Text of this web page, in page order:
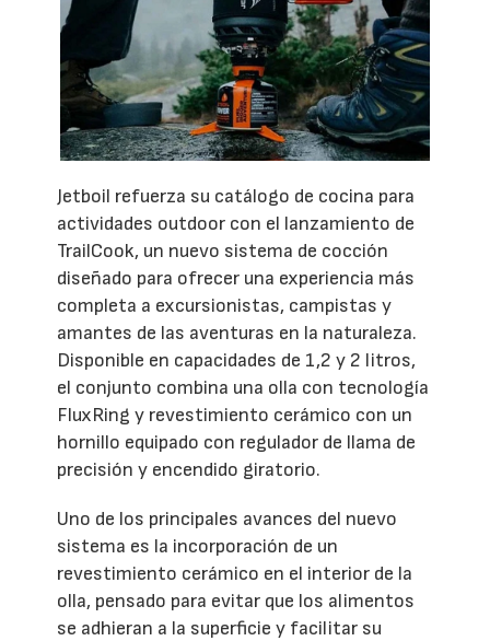
Jetboil refuerza su catálogo de cocina para
actividades outdoor con el lanzamiento de
TrailCook, un nuevo sistema de cocción
diseñado para ofrecer una experiencia más
completa a excursionistas, campistas y
amantes de las aventuras en la naturaleza.
Disponible en capacidades de 1,2 y 2 litros,
el conjunto combina una olla con tecnología
FluxRing y revestimiento cerámico con un
hornillo equipado con regulador de llama de
precisión y encendido giratorio.
Uno de los principales avances del nuevo
sistema es la incorporación de un
revestimiento cerámico en el interior de la
olla, pensado para evitar que los alimentos
se adhieran a la superficie y facilitar su